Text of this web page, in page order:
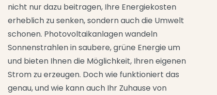
nicht nur dazu beitragen, Ihre Energiekosten
erheblich zu senken, sondern auch die Umwelt
schonen. Photovoltaikanlagen wandeln
Sonnenstrahlen in saubere, grüne Energie um
und bieten Ihnen die Möglichkeit, Ihren eigenen
Strom zu erzeugen. Doch wie funktioniert das
genau, und wie kann auch Ihr Zuhause von